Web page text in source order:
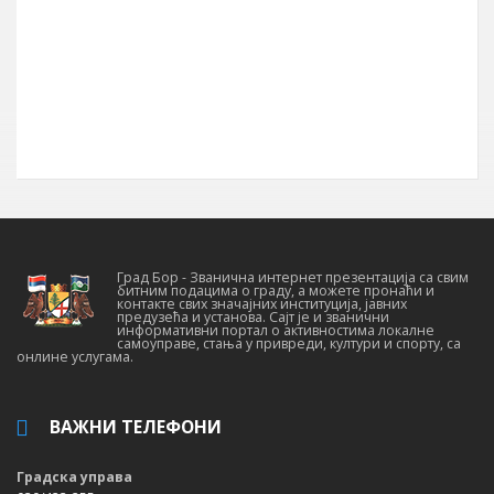
Град Бор - Званична интернет презентација са свим
битним подацима о граду, а можете пронаћи и
контакте свих значајних институција, јавних
предузећа и установа. Сајт је и званични
информативни портал о активностима локалне
самоуправе, стања у привреди, култури и спорту, са
онлине услугама.
ВАЖНИ ТЕЛЕФОНИ
Градска управа